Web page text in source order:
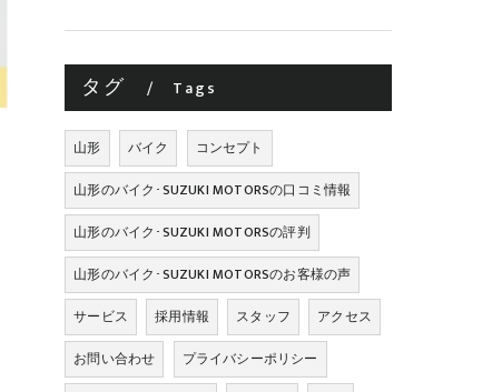
タグ Tags
山形 バイク
コンセプト
山形のバイク･SUZUKI MOTORSの口コミ情報
山形のバイク･SUZUKI MOTORSの評判
山形のバイク･SUZUKI MOTORSのお客様の声
サービス
採用情報 スタッフ
アクセス
お問い合わせ
プライバシーポリシー